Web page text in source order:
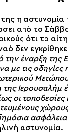
η
από το
ότι το
δεν
την έναρξη της
με τις
Ιερουσαλήμ
οι
αστυνομία.